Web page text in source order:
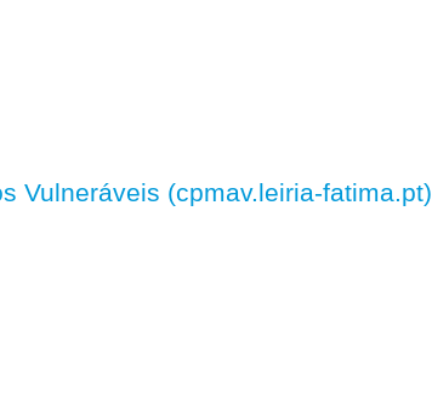
Vulneráveis (cpmav.leiria-fatima.pt)